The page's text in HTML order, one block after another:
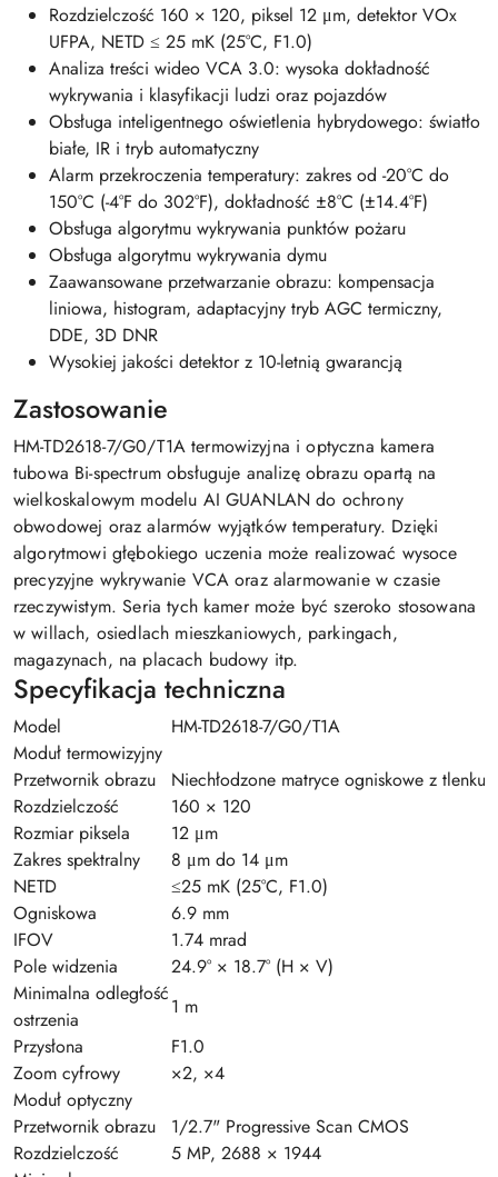
Rozdzielczość 160 × 120, piksel 12 μm, detektor VOx
UFPA, NETD ≤ 25 mK (25°C, F1.0)
Analiza treści wideo VCA 3.0: wysoka dokładność
wykrywania i klasyfikacji ludzi oraz pojazdów
Obsługa inteligentnego oświetlenia hybrydowego: światło
białe, IR i tryb automatyczny
Alarm przekroczenia temperatury: zakres od -20°C do
150°C (-4°F do 302°F), dokładność ±8°C (±14.4°F)
Obsługa algorytmu wykrywania punktów pożaru
Obsługa algorytmu wykrywania dymu
Zaawansowane przetwarzanie obrazu: kompensacja
liniowa, histogram, adaptacyjny tryb AGC termiczny,
DDE, 3D DNR
Wysokiej jakości detektor z 10-letnią gwarancją
Zastosowanie
HM-TD2618-7/G0/T1A termowizyjna i optyczna kamera
tubowa Bi-spectrum obsługuje analizę obrazu opartą na
wielkoskalowym modelu AI GUANLAN do ochrony
obwodowej oraz alarmów wyjątków temperatury. Dzięki
algorytmowi głębokiego uczenia może realizować wysoce
precyzyjne wykrywanie VCA oraz alarmowanie w czasie
rzeczywistym. Seria tych kamer może być szeroko stosowana
w willach, osiedlach mieszkaniowych, parkingach,
magazynach, na placach budowy itp.
Specyfikacja techniczna
Model
HM-TD2618-7/G0/T1A
Moduł termowizyjny
Przetwornik obrazu
Niechłodzone matryce ogniskowe z tlenku
Rozdzielczość
160 × 120
Rozmiar piksela
12 μm
Zakres spektralny
8 μm do 14 μm
NETD
≤25 mK (25°C, F1.0)
Ogniskowa
6.9 mm
IFOV
1.74 mrad
Pole widzenia
24.9° × 18.7° (H × V)
Minimalna odległość
ostrzenia
1 m
Przysłona
F1.0
Zoom cyfrowy
×2, ×4
Moduł optyczny
Przetwornik obrazu
1/2.7" Progressive Scan CMOS
Rozdzielczość
5 MP, 2688 × 1944